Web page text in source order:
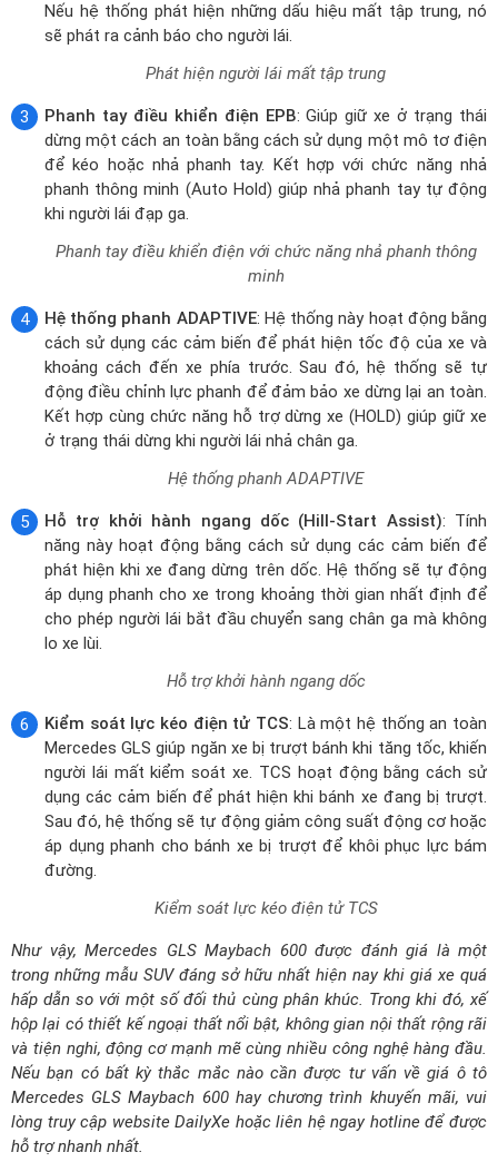
Phát hiện người lái mất tập trung
Phanh tay điều khiển điện EPB: Giúp giữ xe ở trạng thái
để kéo hoặc nhả phanh tay. Kết hợp với chức năng nhả
phanh thông minh (Auto Hold) giúp nhả phanh tay tự động
khi người lái đạp ga.
Phanh tay điều khiển điện với chức năng nhả phanh thông
Hệ thống phanh ADAPTIVE: Hệ thống này hoạt động bằng
khoảng cách đến xe phía trước. Sau đó, hệ thống sẽ tự
động điều chỉnh lực phanh để đảm bảo xe dừng lại an toàn.
Kết hợp cùng chức năng hỗ trợ dừng xe (HOLD) giúp giữ xe
ở trạng thái dừng khi người lái nhả chân ga.
Hệ thống phanh ADAPTIVE
Hỗ trợ khởi hành ngang dốc (Hill-Start Assist)
phát hiện khi xe đang dừng trên dốc. Hệ thống sẽ tự động
áp dụng phanh cho xe trong khoảng thời gian nhất định để
cho phép người lái bắt đầu chuyển sang chân ga mà không
lo xe lùi.
Hỗ trợ khởi hành ngang dốc
Kiểm soát lực kéo điện tử TCS : Là một hệ thống an toàn
người lái mất kiểm soát xe. TCS hoạt động bằng cách sử
dụng các cảm biến để phát hiện khi bánh xe đang bị trượt.
Sau đó, hệ thống sẽ tự động giảm công suất động cơ hoặc
áp dụng phanh cho bánh xe bị trượt để khôi phục lực bám
đường.
Kiểm soát lực kéo điện tử TCS
Như vậy, Mercedes GLS Maybach 600 được đánh giá là một
hấp dẫn so với một số đối thủ cùng phân khúc. Trong khi đó, xế
hộp lại có thiết kế ngoại thất nổi bật, không gian nội thất rộng rãi
và tiện nghi, động cơ mạnh mẽ cùng nhiều công nghệ hàng đầu.
Nếu bạn có bất kỳ thắc mắc nào cần được tư vấn về giá ô tô
Mercedes GLS Maybach 600 hay chương trình khuyến mãi, vui
lòng truy cập website DailyXe hoặc liên hệ ngay hotline để được
hỗ trợ nhanh nhất.